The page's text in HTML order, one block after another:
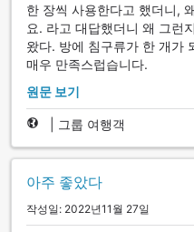
한 장씩 사용한다고 했더니,
요. 라고 대답했더니 왜 그런
왔다. 방에 침구류가 한 개가
매우 만족스럽습니다.
원문 보기
그룹 여행객
아주 좋았다
작성일: 2022년11월 27일